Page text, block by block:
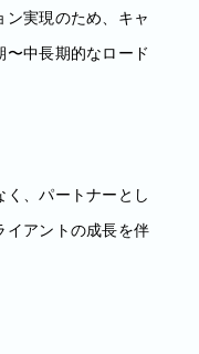
実現のため、キャ
〜中長期的なロード
、パートナーとし
イアントの成長を伴